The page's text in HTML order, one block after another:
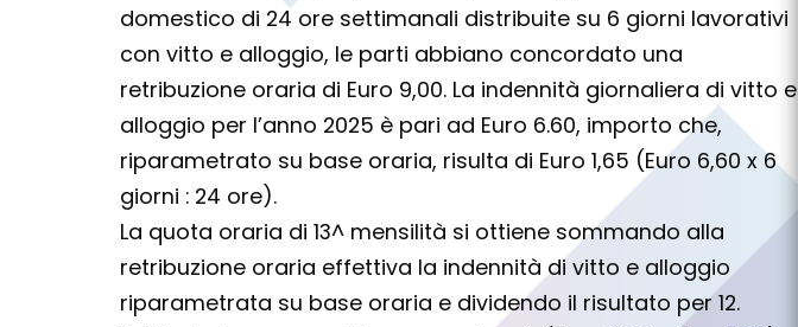
domestico di 24 ore settimanali distribuite su 6 giorni lavorativi
con vitto e alloggio, le parti abbiano concordato una
retribuzione oraria di Euro 9,00. La indennità giornaliera di vitto e
alloggio per l’anno 2025 è pari ad Euro 6.60, importo che,
riparametrato su base oraria, risulta di Euro 1,65 (Euro 6,60 x 6
giorni : 24 ore).
La quota oraria di 13^ mensilità si ottiene sommando alla
retribuzione oraria effettiva la indennità di vitto e alloggio
riparametrata su base oraria e dividendo il risultato per 12.